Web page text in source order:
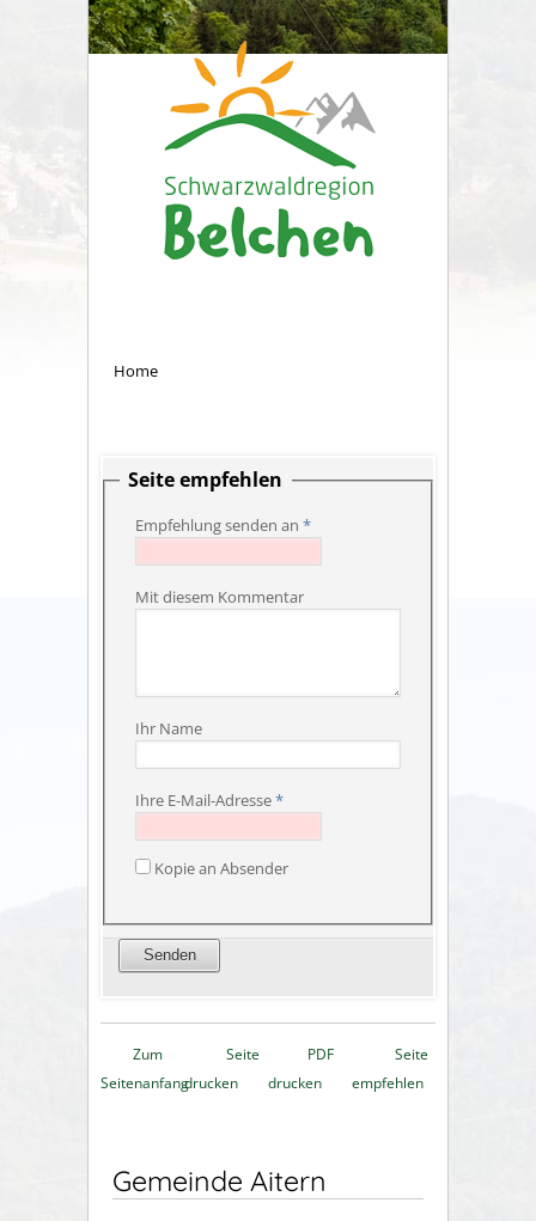
Home
Seite empfehlen
Empfehlung senden an *
Mit diesem Kommentar
Ihr Name
Ihre E-Mail-Adresse*
Kopie an Absender
Zum
Seitenanfang
Seite
drucken
PDF
drucken
Seite
empfehlen
Gemeinde Aitern